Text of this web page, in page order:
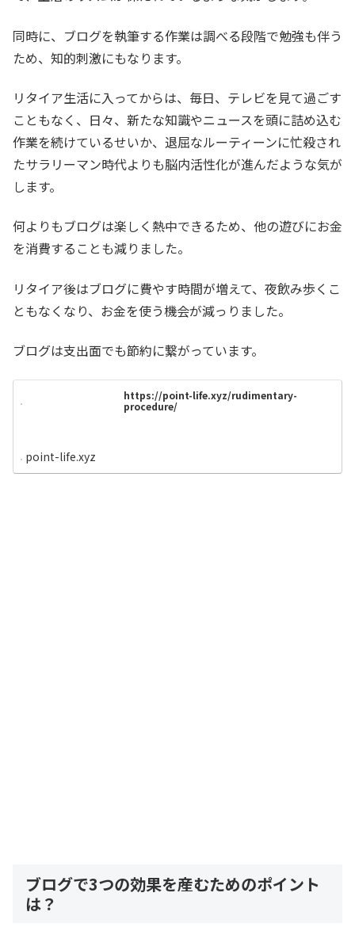
同時に、ブログを執筆する作業は調べる段階で勉強も伴う
ため、知的刺激にもなります。
リタイア生活に入ってからは、毎日、テレビを見て過ごす
こともなく、日々、新たな知識やニュースを頭に詰め込む
作業を続けているせいか、退屈なルーティーンに忙殺され
たサラリーマン時代よりも脳内活性化が進んだような気が
します。
何よりもブログは楽しく熱中できるため、他の遊びにお金
を消費することも減りました。
リタイア後はブログに費やす時間が増えて、夜飲み歩くこ
ともなくなり、お金を使う機会が減っりました。
ブログは支出面でも節約に繋がっています。
https://point-life.xyz/rudimentary-
procedure/
point-life.xyz
ブログで3つの効果を産むためのポイント
は？